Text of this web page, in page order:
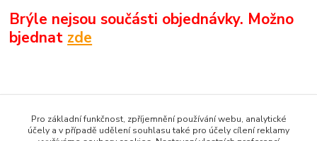
Brýle nejsou součásti objednávky. Možno
bjednat zde
VYBAVENÍ PRO PILOTY
Pro základní funkčnost, zpříjemnění používání webu, analytické
účely a v případě udělení souhlasu také pro účely cílení reklamy